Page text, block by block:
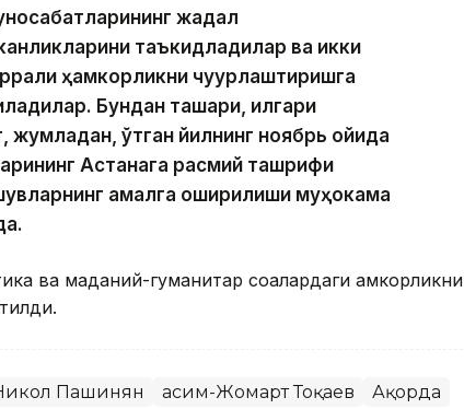
жадал
таъкидладилар ва икки
ҳамкорликни чуқурлаштиришга
Бундан ташқари, илгари
жумладан, ўтган йилнинг ноябрь ойида
Астанага расмий ташрифи
амалга оширилиши муҳокама
ва маданий-гуманитар соҳалардаги ҳамкорликни
Пашинян Қасим-Жомарт Тоқаев
Ақорда